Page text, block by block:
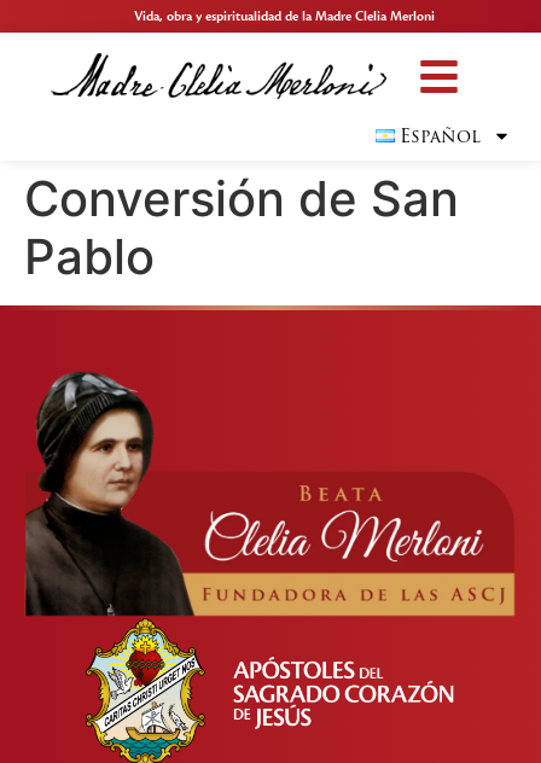
Vida, obra y espiritualidad de la Madre Clelia Merloni
Español
Conversión de San
Pablo